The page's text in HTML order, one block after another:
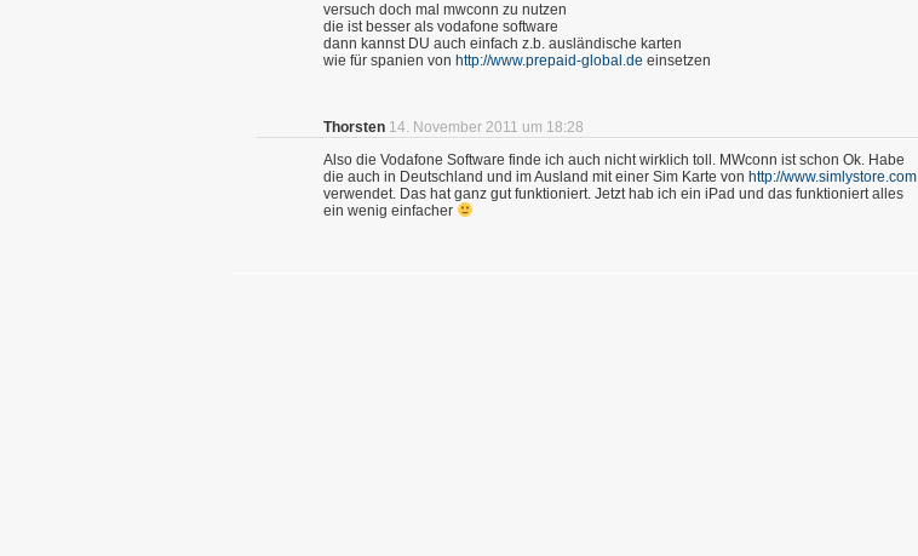
versuch doch mal mwconn zu nutzen
die ist besser als vodafone software
dann kannst DU auch einfach z.b. ausländische karten
wie für spanien von http://www.prepaid-global.de einsetzen
Thorsten 14. November 2011 um 18:28
Also die Vodafone Software finde ich auch nicht wirklich toll. MWconn ist schon Ok. Habe
die auch in Deutschland und im Ausland mit einer Sim Karte von http://www.simlystore.com
verwendet. Das hat ganz gut funktioniert. Jetzt hab ich ein iPad und das funktioniert alles
ein wenig einfacher